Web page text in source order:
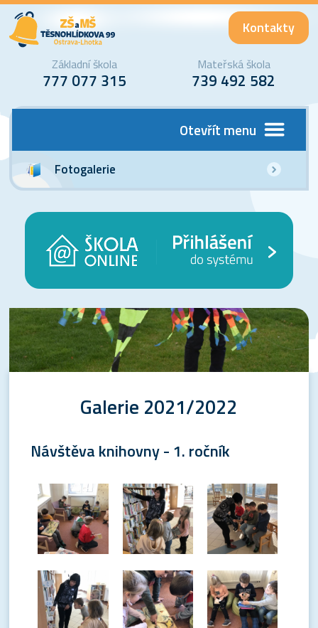
Kontakty
Základní škola
777 077 315
Mateřská škola
739 492 582
Otevřít menu
Fotogalerie
Galerie 2021/2022
Návštěva knihovny - 1. ročník